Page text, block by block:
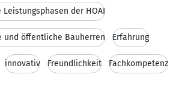
Leistungsphasen der HOAI
und öffentliche Bauherren Erfahrung
innovativ Freundlichkeit Fachkompetenz